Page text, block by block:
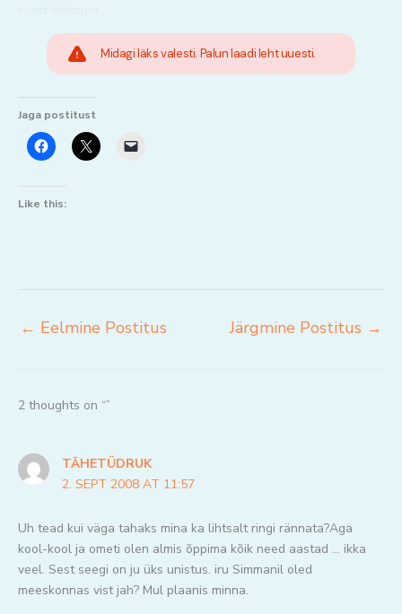
Midagi läks valesti. Palun laadi leht uuesti.
Jaga postitust
Like this:
← Eelmine Postitus Järgmine Postitus →
2 thoughts on “”
TÄHETÜDRUK
2. SEPT 2008 AT 11:57
Uh tead kui väga tahaks mina ka lihtsalt ringi rännata?Aga
kool-kool ja ometi olen almis õppima kõik need aastad … ikka
veel. Sest seegi on ju üks unistus. iru Simmanil oled
meeskonnas vist jah? Mul plaanis minna.